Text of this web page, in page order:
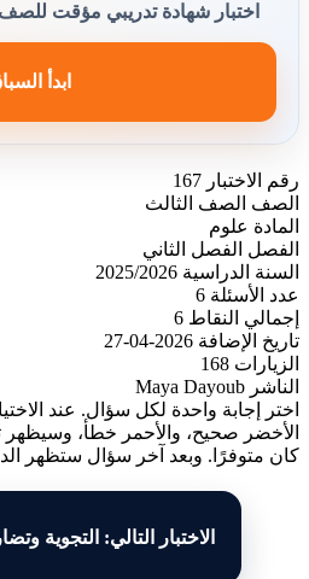
اختبار شهادة تدريبي مؤقت
ابدأ
رقم الاختبار 167
الصف
الصف الثالث
المادة
علوم
الفصل
الفصل الثاني
السنة الدراسية 2025/2026
عدد الأسئلة 6
إجمالي النقاط 6
تاريخ الإضافة 2026-04-27
الزيارات 168
الناشر Maya Dayoub
اختر إجابة واحدة لكل سؤال. عند
الأخضر صحيح، والأحمر خطأ، وسيظهر
كان متوفرًا. وبعد آخر سؤال ستظهر
الاختبار التالي: التجوية